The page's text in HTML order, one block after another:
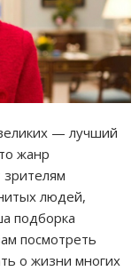
— лучший
жанр
зрителям
людей,
подборка
посмотреть
о жизни многих